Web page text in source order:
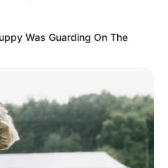
Was Guarding On The